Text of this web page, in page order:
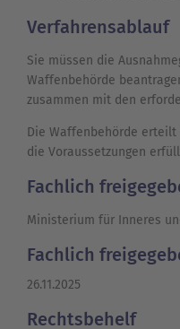
Verfahrensablauf
Sie müssen die
Waffenbehörde
zusammen mit den
Die Waffenbehörde erteilt
die Voraussetzungen
Fachlich
Ministerium für Inneres
Fachlich
26.11.2025
Rechtsbehelf